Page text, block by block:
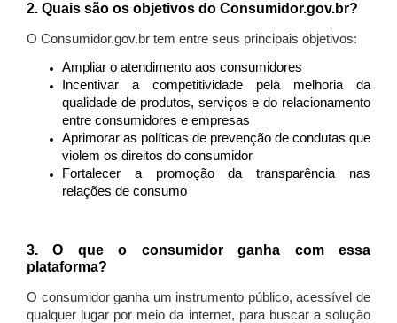
2. Quais são os objetivos do Consumidor.gov.br?
O Consumidor.gov.br tem entre seus principais objetivos:
Ampliar o atendimento aos consumidores
Incentivar a competitividade pela melhoria da
qualidade de produtos, serviços e do relacionamento
entre consumidores e empresas
Aprimorar as políticas de prevenção de condutas que
violem os direitos do consumidor
Fortalecer a promoção da transparência nas
relações de consumo
3. O que o consumidor ganha com essa
plataforma?
O consumidor ganha um instrumento público, acessível de
qualquer lugar por meio da internet, para buscar a solução